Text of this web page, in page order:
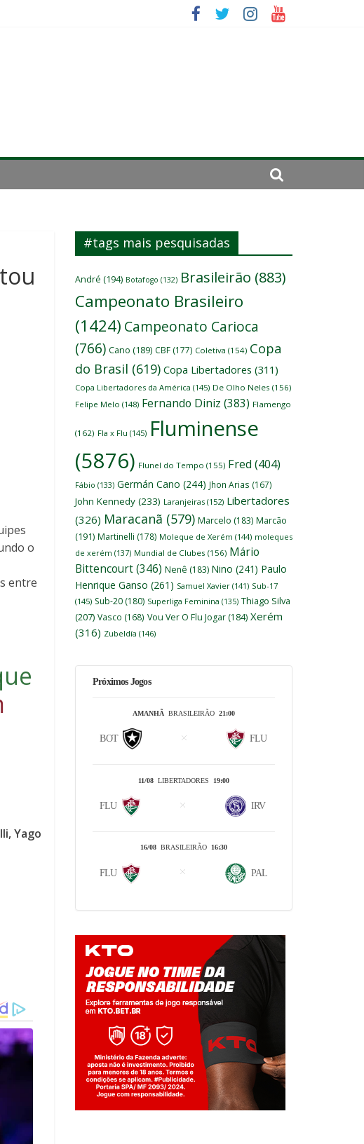
a crise de 2024
o
entre
Yago
#tags mais pesquisadas
André (194) Botafogo (132) Brasileirão (883)
Campeonato Brasileiro
(1424) Campeonato Carioca
(766) Cano (189) CBF (177) Coletiva (154) Copa
do Brasil (619) Copa Libertadores (311)
Copa Libertadores da América (145) De Olho Neles (156)
Felipe Melo (148) Fernando Diniz (383) Flamengo
(162) Fla x Flu (145) Fluminense
(5876) Flunel do Tempo (155) Fred (404)
Fábio (133) Germán Cano (244) Jhon Arias (167)
John Kennedy (233) Laranjeiras (152) Libertadores
(326) Maracanã (579) Marcelo (183) Marcão
(191) Martinelli (178) Moleque de Xerém (144) moleques
de xerém (137) Mundial de Clubes (156) Mário
Bittencourt(346) Nenê (183) Nino (241) Paulo
Henrique Ganso (261) Samuel Xavier (141) Sub-17
(145) Sub-20 (180) Superliga Feminina (135) Thiago Silva
(207) Vasco (168) Vou Ver O Flu Jogar (184) Xerém
(316) Zubeldía (146)
Próximos Jogos
AMANHÃ BRASILEIRÃO 21:00
BOT FLU
11/08 LIBERTADORES 19:00
FLU IRV
16/08 BRASILEIRÃO 16:30
FLU PAL
Jogue com responsabilidade. 18+